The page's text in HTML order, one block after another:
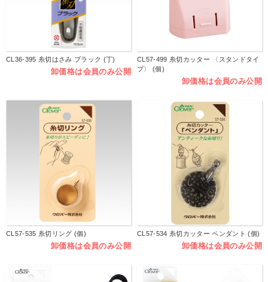
CL36-395 糸切はさみ ブラック (丁)
卸価格は会員のみ公開
CL57-499 糸切カッター 〈スタンドタイ
プ〉 (個)
卸価格は会員のみ公開
CL57-535 糸切リング (個)
卸価格は会員のみ公開
CL57-534 糸切カッター ペンダント (個)
卸価格は会員のみ公開